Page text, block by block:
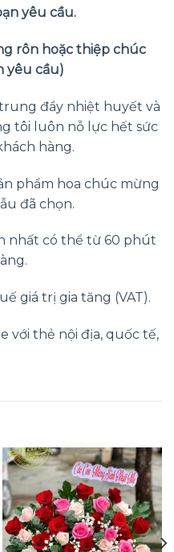
yêu cầu.
rôn hoặc thiệp chúc
yêu cầu)
đầy nhiệt huyết và
tôi luôn nỗ lực hết sức
hàng.
phẩm hoa chúc mừng
đã chọn.
nhất có thể từ 60 phút
giá trị gia tăng (VAT).
với thẻ nội địa, quốc tế,